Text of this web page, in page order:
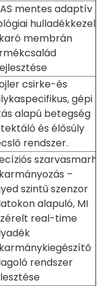
mentes adaptív
hulladékkezelő
membrán
csirke-és
gépi
alapú betegség
és élősúly
rendszer.
–
szintű szenzor
alapuló, MI
real-time
rendszer